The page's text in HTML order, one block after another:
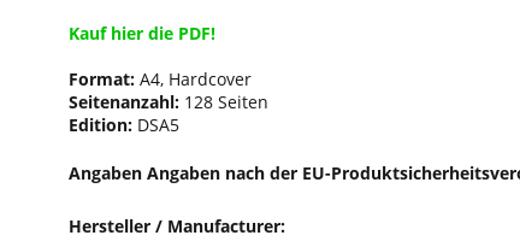
Kauf hier die PDF!
Format: A4, Hardcover
Seitenanzahl: 128 Seiten
Edition: DSA5
Angaben Angaben nach der EU-
Hersteller / Manufacturer: